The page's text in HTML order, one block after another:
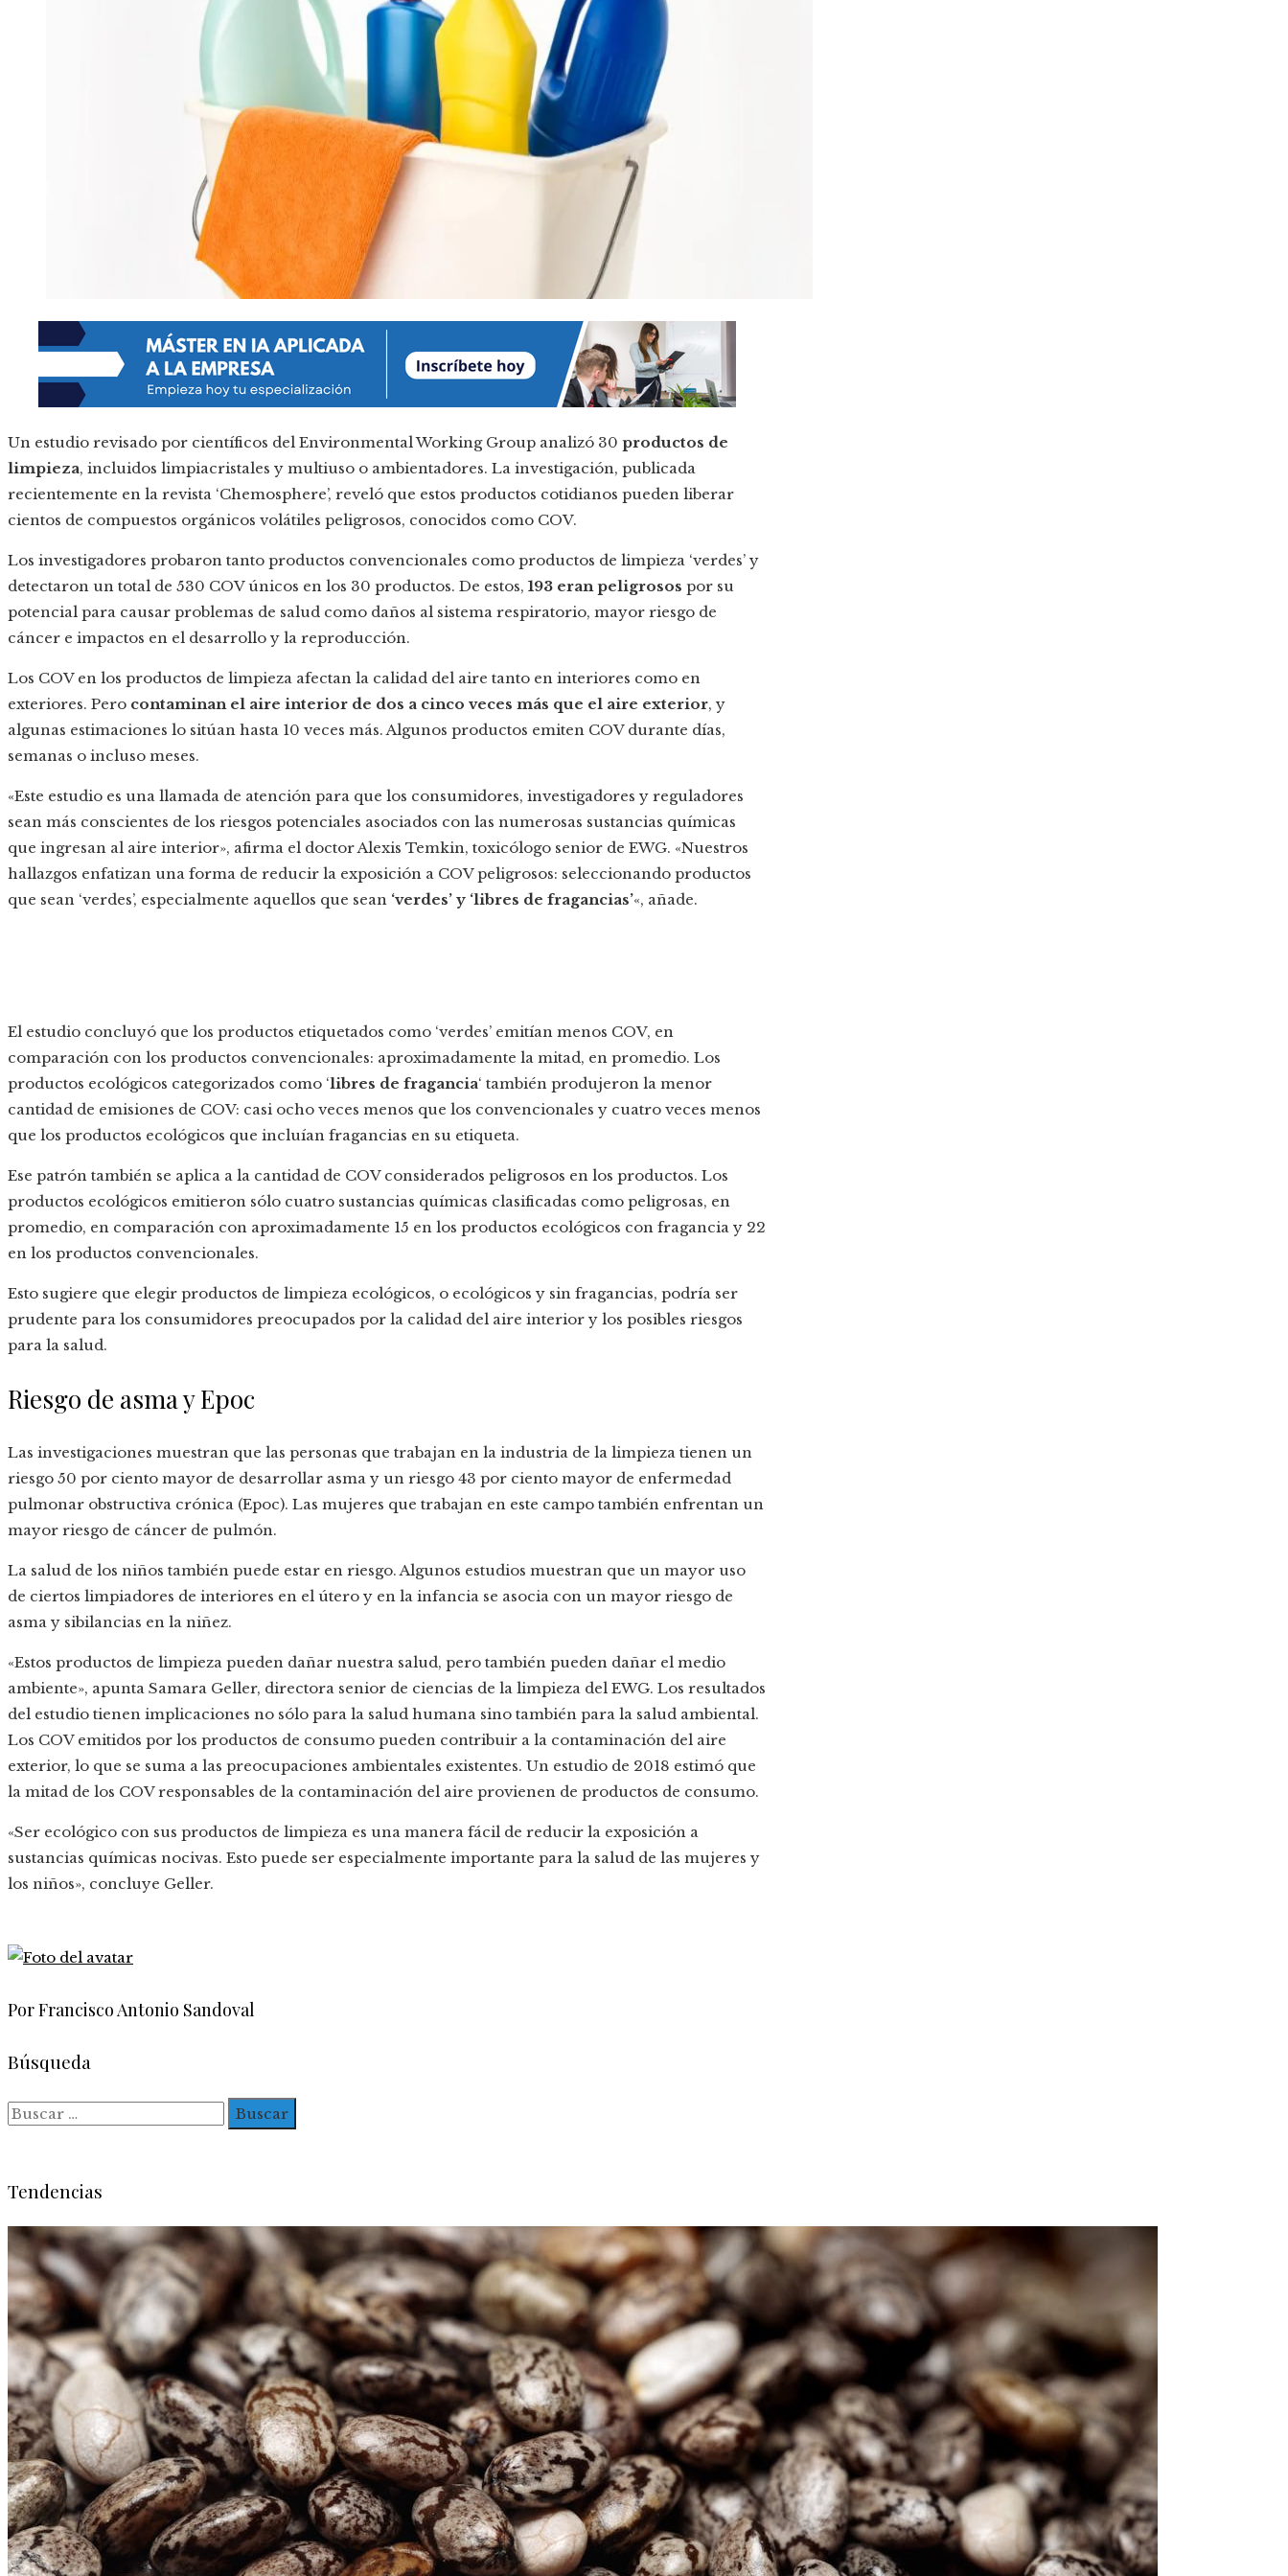
Un estudio revisado por científicos del Environmental Working Group analizó 30 productos de
limpieza, incluidos limpiacristales y multiuso o ambientadores. La investigación, publicada
recientemente en la revista ‘Chemosphere’, reveló que estos productos cotidianos pueden liberar
cientos de compuestos orgánicos volátiles peligrosos, conocidos como COV.
Los investigadores probaron tanto productos convencionales como productos de limpieza ‘verdes’ y
detectaron un total de 530 COV únicos en los 30 productos. De estos, 193 eran peligrosos por su
potencial para causar problemas de salud como daños al sistema respiratorio, mayor riesgo de
cáncer e impactos en el desarrollo y la reproducción.
Los COV en los productos de limpieza afectan la calidad del aire tanto en interiores como en
exteriores. Pero contaminan el aire interior de dos a cinco veces más que el aire exterior, y
algunas estimaciones lo sitúan hasta 10 veces más. Algunos productos emiten COV durante días,
semanas o incluso meses.
«Este estudio es una llamada de atención para que los consumidores, investigadores y reguladores
sean más conscientes de los riesgos potenciales asociados con las numerosas sustancias químicas
que ingresan al aire interior», afirma el doctor Alexis Temkin, toxicólogo senior de EWG. «Nuestros
hallazgos enfatizan una forma de reducir la exposición a COV peligrosos: seleccionando productos
que sean ‘verdes’, especialmente aquellos que sean ‘verdes’ y ‘libres de fragancias’«, añade.
El estudio concluyó que los productos etiquetados como ‘verdes’ emitían menos COV, en
comparación con los productos convencionales: aproximadamente la mitad, en promedio. Los
productos ecológicos categorizados como ‘libres de fragancia‘ también produjeron la menor
cantidad de emisiones de COV: casi ocho veces menos que los convencionales y cuatro veces menos
que los productos ecológicos que incluían fragancias en su etiqueta.
Ese patrón también se aplica a la cantidad de COV considerados peligrosos en los productos. Los
productos ecológicos emitieron sólo cuatro sustancias químicas clasificadas como peligrosas, en
promedio, en comparación con aproximadamente 15 en los productos ecológicos con fragancia y 22
en los productos convencionales.
Esto sugiere que elegir productos de limpieza ecológicos, o ecológicos y sin fragancias, podría ser
prudente para los consumidores preocupados por la calidad del aire interior y los posibles riesgos
para la salud.
Riesgo de asma y Epoc
Las investigaciones muestran que las personas que trabajan en la industria de la limpieza tienen un
riesgo 50 por ciento mayor de desarrollar asma y un riesgo 43 por ciento mayor de enfermedad
pulmonar obstructiva crónica (Epoc). Las mujeres que trabajan en este campo también enfrentan un
mayor riesgo de cáncer de pulmón.
La salud de los niños también puede estar en riesgo. Algunos estudios muestran que un mayor uso
de ciertos limpiadores de interiores en el útero y en la infancia se asocia con un mayor riesgo de
asma y sibilancias en la niñez.
«Estos productos de limpieza pueden dañar nuestra salud, pero también pueden dañar el medio
ambiente», apunta Samara Geller, directora senior de ciencias de la limpieza del EWG. Los resultados
del estudio tienen implicaciones no sólo para la salud humana sino también para la salud ambiental.
Los COV emitidos por los productos de consumo pueden contribuir a la contaminación del aire
exterior, lo que se suma a las preocupaciones ambientales existentes. Un estudio de 2018 estimó que
la mitad de los COV responsables de la contaminación del aire provienen de productos de consumo.
«Ser ecológico con sus productos de limpieza es una manera fácil de reducir la exposición a
sustancias químicas nocivas. Esto puede ser especialmente importante para la salud de las mujeres y
los niños», concluye Geller.
Por Francisco Antonio Sandoval
Búsqueda
Buscar:
Tendencias